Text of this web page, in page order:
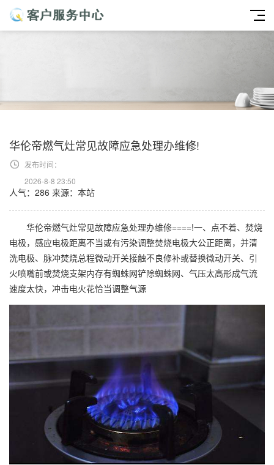
华伦帝燃气灶常见故障应急处理办维修!
发布时间：
2026-8-8 23:50
人气：286 来源：本站
华伦帝燃气灶常见故障应急处理办维修====!一、点不着、焚烧
电极，感应电极距离不当或有污染调整焚烧电极大公正距离，并清
洗电极、脉冲焚烧总程微动开关接触不良修补或替换微动开关、引
火喷嘴前或焚烧支架内存有蜘蛛网铲除蜘蛛网、气压太高形成气流
速度太快，冲击电火花恰当调整气源